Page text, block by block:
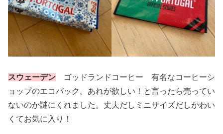
スウェーデン ゴッドランドコーヒー 有名なコーヒーシ
ョップのエコバック。あれが欲しい！と言ったら売ってい
ないのか謎にくれました。丈夫だしミニサイズだしかわい
くてお気に入り！